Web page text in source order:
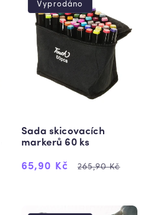
Vyprodáno
Sada skicovacích
markerů 60 ks
Výprodejová
65,90 Kč
Běžná
265,90 Kč